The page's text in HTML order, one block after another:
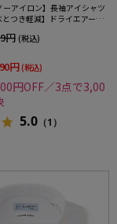
ーアイロン】長袖アイシャツ
とつき軽減】ドライエアース
効果吸汗速乾ワイシャツ春
円 (税込)
円 (税込)
円OFF／3点で3,00
5.0 （1）